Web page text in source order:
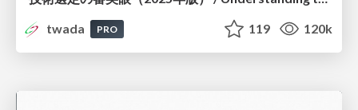
twada
PRO 119 120k